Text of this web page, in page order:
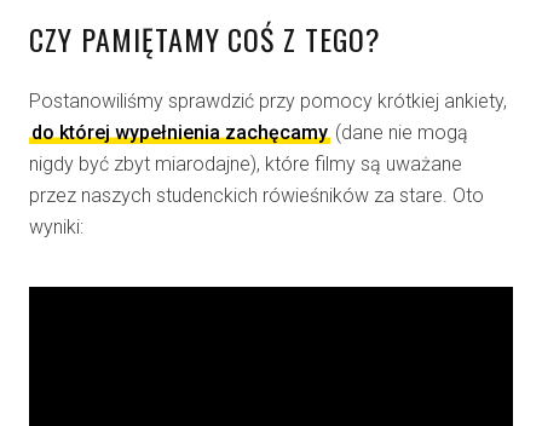
CZY PAMIĘTAMY COŚ Z TEGO?
Postanowiliśmy sprawdzić przy pomocy krótkiej ankiety,
do której wypełnienia zachęcamy (dane nie mogą
nigdy być zbyt miarodajne), które filmy są uważane
przez naszych studenckich rówieśników za stare. Oto
wyniki: